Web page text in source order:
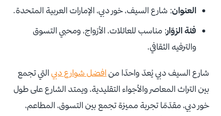
العنوان: شارع السيف، خور دبي، الإمارات العربية المتحدة.
فئة الزوّار: مناسب للعائلات، الأزواج، ومحبي التسوق
والترفيه الثقافي.
شارع السيف دبي يُعدّ واحدًا من افضل شوارع دبي التي تجمع
بين التراث المعاصر والأجواء التقليدية، ويمتد الشارع على طول
خور دبي، مقدّمًا تجربة مميزة تجمع بين التسوق، المطاعم،